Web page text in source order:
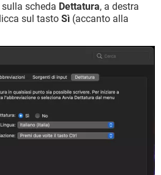
scheda Dettatura, a destra
sul tasto Sì (accanto alla